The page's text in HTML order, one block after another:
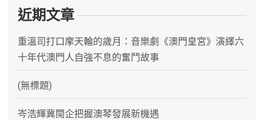
近期文章
重溫司打口摩天輪的歲月：音樂劇《澳門皇宮》演繹六
十年代澳門人自強不息的奮鬥故事
(無標題)
岑浩輝冀閩企把握澳琴發展新機遇